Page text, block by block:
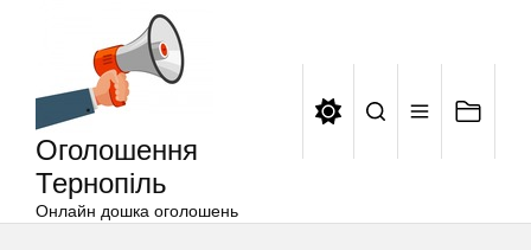
Оголошення
Тернопіль
Онлайн дошка оголошень